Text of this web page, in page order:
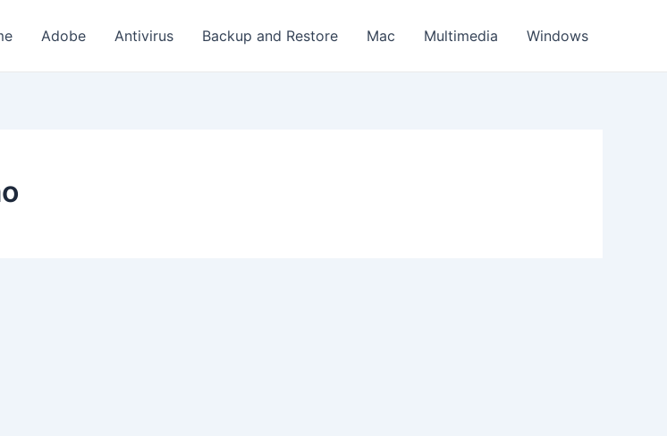
Adobe Antivirus Backup and Restore Mac Multimedia Windows